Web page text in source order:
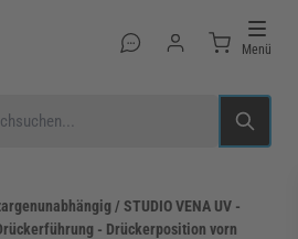
Menü
/ STUDIO VENA UV -
- Drückerposition vorn